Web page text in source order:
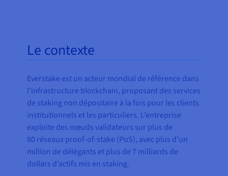
Le contexte
Everstake est un acteur mondial de référence dans
l’infrastructure blockchain, proposant des services
de staking non dépositaire à la fois pour les clients
institutionnels et les particuliers. L’entreprise
exploite des nœuds validateurs sur plus de
80 réseaux proof-of-stake (PoS), avec plus d’un
million de délégants et plus de 7 milliards de
dollars d’actifs mis en staking.